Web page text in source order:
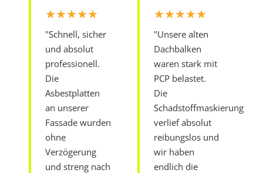
★★★★★
"Schnell, sicher
und absolut
professionell.
Die
Asbestplatten
an unserer
Fassade wurden
ohne
Verzögerung
und streng nach
★★★★★
"Unsere alten
Dachbalken
waren stark mit
PCP belastet.
Die
Schadstoffmaskierung
verlief absolut
reibungslos und
wir haben
endlich die